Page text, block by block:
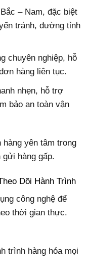
– Nam, đặc biệt
tránh, đường tỉnh
chuyên nghiệp, hỗ
hàng liên tục.
nhẹn, hỗ trợ
bảo an toàn vận
hàng yên tâm trong
gửi hàng gấp.
Dõi Hành Trình
công nghệ để
thời gian thực.
trình hàng hóa mọi